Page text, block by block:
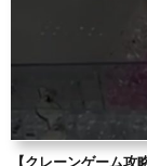
【クレーンゲーム